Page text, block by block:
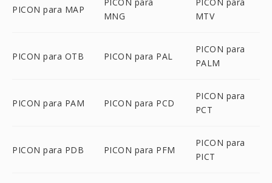
PICON para MAP
MNG
MTV
PICON para OTB PICON para PAL
PICON para
PALM
PICON para PAM PICON para PCD
PICON para
PCT
PICON para PDB PICON para PFM
PICON para
PICT